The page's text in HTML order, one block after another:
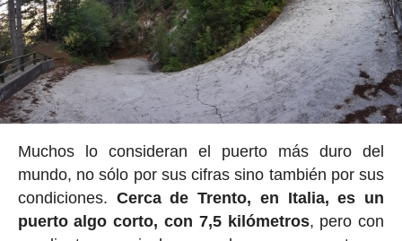
Muchos lo consideran el puerto más duro del
mundo, no sólo por sus cifras sino también por sus
condiciones. Cerca de Trento, en Italia, es un
puerto algo corto, con 7,5 kilómetros, pero con